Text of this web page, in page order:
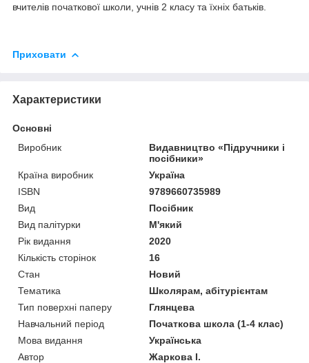
вчителів початкової школи учнів 2 класу та їхніх батьків
Приховати
Характеристики
Основні
Виробник
Видавництво «Підручники і
посібники»
Країна виробник
Україна
ISBN
9789660735989
Вид
Посібник
Вид палітурки
М'який
Рік видання
2020
Кількість сторінок
16
Стан
Новий
Тематика
Школярам, абітурієнтам
Тип поверхні паперу
Глянцева
Навчальний період
Початкова школа (1-4 клас)
Мова видання
Українська
Автор
Жаркова І.